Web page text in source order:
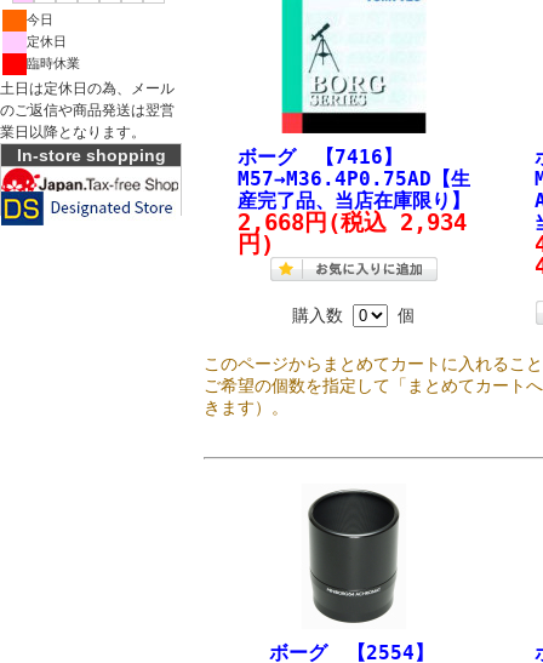
今日
定休日
臨時休業
土日は定休日の為、メール
のご返信や商品発送は翌営
業日以降となります。
In-store shopping
ボーグ 【7416】
M57→M36.4P0.75AD【生
産完了品、当店在庫限り】
2,668円 (税込 2,934
円)
購入数 個
このページからまとめてカートに入れるこ
ご希望の個数を指定して「まとめてカート
きます）。
ボーグ 【2554】